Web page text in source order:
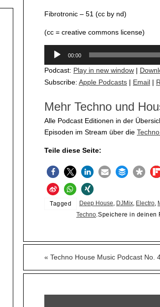
Fibrotronic – 51 (cc by nd)
(cc = creative commons license)
Audio-
00:00
Podcast: Play in new window |
Subscribe: Apple Podcasts | Email |
Mehr Techno und
Alle Podcast Editionen in der
Episoden im Stream über die
Teile diese Seite:
Tagged Deep House, DJMix, Electro,
Techno.Speichere in deinen
« Techno House Music Podcast No.